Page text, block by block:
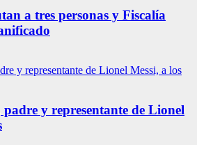
a tres personas y Fiscalía
y representante de Lionel